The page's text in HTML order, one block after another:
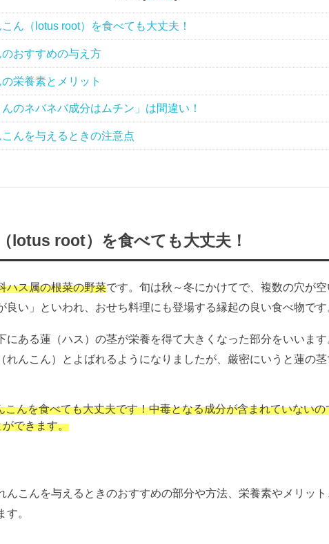
ん（lotus root）を食べても大丈夫！
おすすめの与え方
栄養素とメリット
んのネバネバ成分はムチン」は間違い！
んを与えるときの注意点
lotus root）を食べても大丈夫！
ハス属の根菜の野菜です。 旬は秋～冬にかけてで、複数の穴が空
い」といわれ、 おせち料理にも登場する縁起の良い食べ物です
にある蓮（ハス）の茎が栄養を得て大きくなった部分をいいま
れんこん）とよばれるようになりましたが、厳密にいうと蓮の
こんを食べても大丈夫です！中毒となる成分が含まれていないの
できます。
んこんを与えるときのおすすめの部分や方法、栄養素やメリット
。